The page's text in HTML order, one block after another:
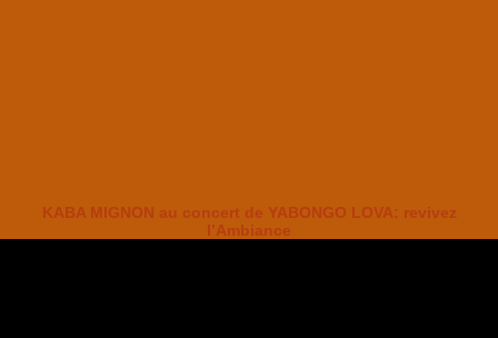
KABA MIGNON au concert de YABONGO LOVA: revivez
l’Ambiance